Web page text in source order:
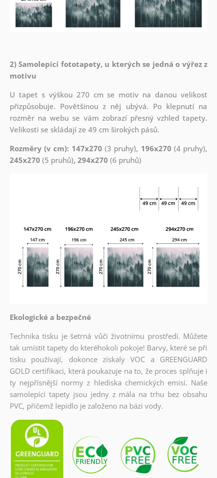
2) Samolepící fototapety, u kterých se jedná o výřez z
motivu
U tapet s výškou 270 cm se motiv na danou velikost
přizpůsobuje. Povětšinou z něj ubývá. Po klepnutí na
rozměr na webu se vám zobrazí přesný vzhled tapety.
Velikosti se skládají ze 49 cm širokých pásů.
Rozměry (v cm): 147x270 (3 pruhy), 196x270 (4 pruhy),
245x270 (5 pruhů), 294x270 (6 pruhů)
Ekologické a bezpečné
Technika tisku je šetrná vůči životnímu prostředí. Můžete
tak umístit tapety do kteréhokoli pokoje! Barvy, které se při
tisku používají, dokonce získaly VOC a GREENGUARD
GOLD certifikaci, která poukazuje na to, že proces splňuje i
ty nejpřísnější normy z hlediska chemických emisí. Naše
samolepící tapety jsou jedny z mála na trhu bez obsahu
PVC, přičemž lepidlo je založeno na bázi vody.